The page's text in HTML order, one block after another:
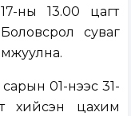
ны 13.00 цагт
суваг
01-нээс 31-
хийсэн цахим